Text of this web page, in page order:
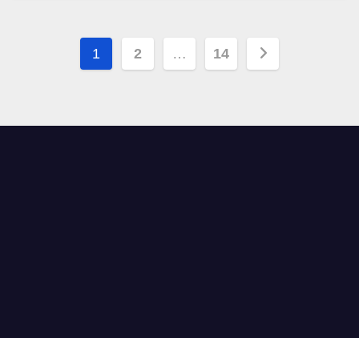
Paginație
1 2 … 14